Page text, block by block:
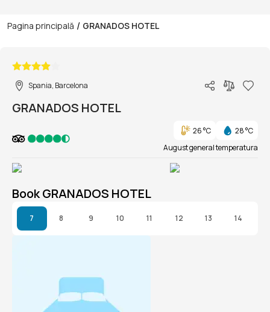
Pagina principală / GRANADOS HOTEL
Spania, Barcelona
GRANADOS HOTEL
26 °C
28 °C
August general temperatura
Book GRANADOS HOTEL
7 8 9 10 11 12 13 14